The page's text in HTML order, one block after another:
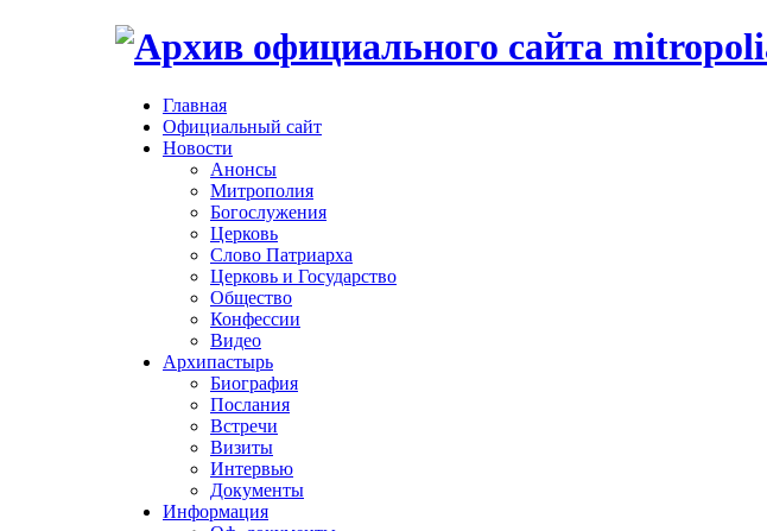
Главная
Официальный сайт
Новости
Анонсы
Митрополия
Богослужения
Церковь
Слово Патриарха
Церковь и Государство
Общество
Конфессии
Видео
Архипастырь
Биография
Послания
Встречи
Визиты
Интервью
Документы
Информация